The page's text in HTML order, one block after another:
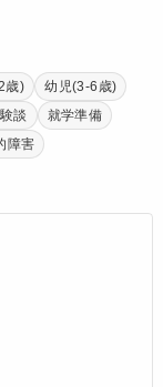
歳)
幼児(3-6歳)
談
就学準備
障害